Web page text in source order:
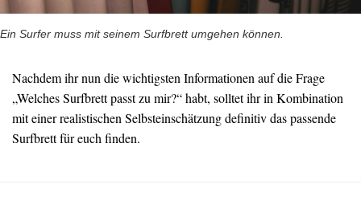
Ein Surfer muss mit seinem Surfbrett umgehen können.
Nachdem ihr nun die wichtigsten Informationen auf die Frage
„Welches Surfbrett passt zu mir?“ habt, solltet ihr in Kombination
mit einer realistischen Selbsteinschätzung definitiv das passende
Surfbrett für euch finden.